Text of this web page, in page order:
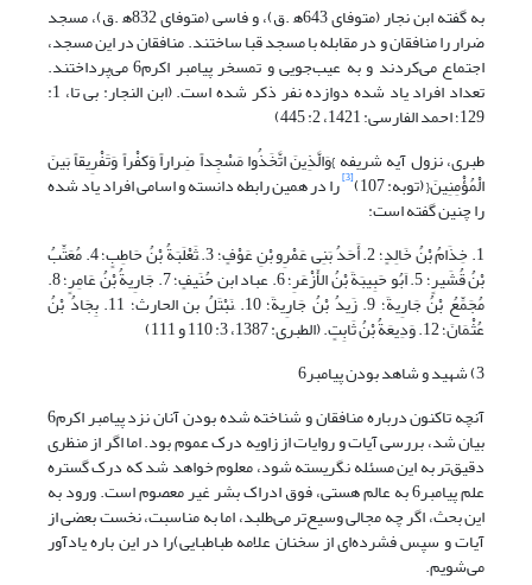
به گفته ابن نجار (متوفای 643ه‍ .ق)، و فاسی (متوفای 832ه‍ .ق)، مسجد
ضرار را منافقان و در مقابله با مسجد قبا ساختند. منافقان در این مسجد،
اجتماع می‌کردند و به عیب‌جویی و تمسخر پیامبر اکرم6 می‌پرداختند.
تعداد افراد یاد شده دوازده نفر ذکر شده است. (ابن النجار: بی تا، 1:
129؛ احمد الفارسی: 1421، 2: 445)
طبری، نزول آیه شریفه }وَالَّذِینَ اتَّخَذُوا مَسْجِداً ضِراراً وَکفْراً وَتَفْرِیقاً بَینَ
الْمُؤْمِنِینَ{ (توبه: 107) [3] را در همین رابطه دانسته و اسامی افراد یاد شده
را چنین گفته است:
1. خِذَامُ بْنُ خَالِدٍ؛ 2. أَحَدُ بَنِی عَمْرِو بْنِ عَوْفٍ؛ 3. َثَعْلَبَةُ بْنُ حَاطِبٍ؛ 4. مُعَتِّبُ
بْنُ قُشَیرٍ؛ 5. اَبُو حَبِیبَةَ بْنُ الأَزْعَرِ؛ 6. عباد ابن حُنَیفٍ؛ 7. جَارِیةُ بْنُ عَامِرٍ؛ 8.
مُجَمِّعُ بْنُ جَارِیةَ؛ 9. زَیدُ بْنُ جَارِیةَ؛ 10. َنَبْتَلُ بن الحارث؛ 11. بِجَادُ بْنُ
عُثْمَانَ؛ 12. وَدِیعَةُ بْنُ ثَابِتٍ. (الطبری: 1387، 3: 110 و 111)
3) شهید و شاهد بودن پیامبر6
آنچه تاکنون درباره منافقان و شناخته شده بودن آنان نزد پیامبر اکرم6
بیان شد، بررسی آیات و روایات از زاویه درک عموم‌ بود. اما اگر از منظری
دقیق‌تر به این مسئله نگریسته شود، معلوم خواهد شد که درک گستره
علم پیامبر6 به عالم هستی، فوق ادراک بشر غیر معصوم است. ورود به
این بحث، اگر چه مجالی وسیع‌تر می‌طلبد، اما به مناسبت، نخست بعضی از
آیات و سپس فشرده‌ای از سخنان علامه طباطبایی)را در این باره یادآور
می‌شویم.